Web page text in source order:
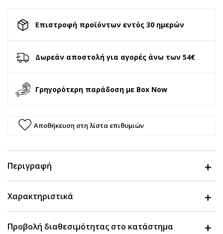
Επιστροφή προϊόντων εντός 30 ημερών
Δωρεάν αποστολή για αγορές άνω των 54€
Γρηγορότερη παράδοση με Box Now
Αποθήκευση στη λίστα επιθυμιών
Περιγραφή
Χαρακτηριστικά
Προβολή διαθεσιμότητας στο κατάστημα